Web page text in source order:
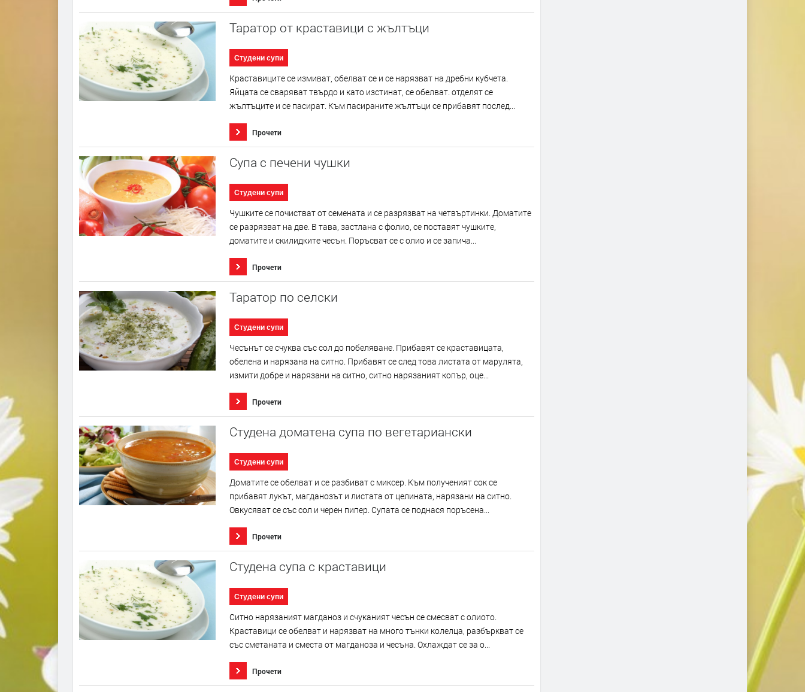
Таратор от краставици с жълтъци
Студени супи
Краставиците се измиват, обелват се и се нарязват на дребни кубчета.
Яйцата се сваряват твърдо и като изстинат, се обелват. отделят се
жълтъците и се пасират. Към пасираните жълтъци се прибавят послед...
Прочети
Супа с печени чушки
Студени супи
Чушките се почистват от семената и се разрязват на четвъртинки. Доматите
се разрязват на две. В тава, застлана с фолио, се поставят чушките,
доматите и скилидките чесън. Поръсват се с олио и се запича...
Прочети
Таратор по селски
Студени супи
Чесънът се счуква със сол до побеляване. Прибавят се краставицата,
обелена и нарязана на ситно. Прибавят се след това листата от марулята,
измити добре и нарязани на ситно, ситно нарязаният копър, оце...
Прочети
Студена доматена супа по вегетариански
Студени супи
Доматите се обелват и се разбиват с миксер. Към полученият сок се
прибавят лукът, магданозът и листата от целината, нарязани на ситно.
Овкусяват се със сол и черен пипер. Супата се поднася поръсена...
Прочети
Студена супа с краставици
Студени супи
Ситно нарязаният магданоз и счуканият чесън се смесват с олиото.
Краставици се обелват и нарязват на много тънки колелца, разбъркват се
със сметаната и сместа от магданоза и чесъна. Охлаждат се за о...
Прочети